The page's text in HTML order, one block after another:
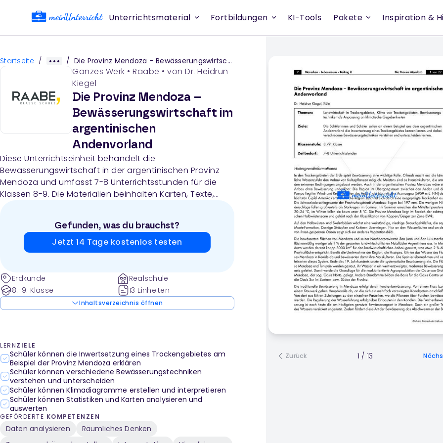
Unterrichtsmaterial Fortbildungen KI-Tools Pakete Inspiration &
Startseite / / Die Provinz Mendoza – Bewässerungswirtschaft im argentinischen Andenvorland
Ganzes Werk • Raabe • von Dr. Heidrun
Kiegel
Die Provinz Mendoza –
Bewässerungswirtschaft im
argentinischen
Andenvorland
Diese Unterrichtseinheit behandelt die
Bewässerungswirtschaft in der argentinischen Provinz
Mendoza und umfasst 7-8 Unterrichtsstunden für die
Klassen 8-9. Die Materialien beinhalten Karten, Texte,
Trockengebieten.Gefunden, was du brauchst?
Jetzt 14 Tage kostenlos testen
Erdkunde
8.-9. Klasse
Realschule
13 Einheiten
Inhaltsverzeichnis öffnen
LERNZIELE
Schüler können die Inwertsetzung eines Trockengebietes am
Beispiel der Provinz Mendoza erklären
Schüler können verschiedene Bewässerungstechniken
verstehen und unterscheiden
Schüler können Klimadiagramme erstellen und interpretieren
Schüler können Statistiken und Karten analysieren und
auswerten
GEFÖRDERTE KOMPETENZEN
Daten analysieren
Räumliches Denken
Zurück 1 / 13